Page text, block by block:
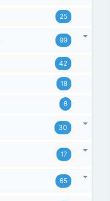
25
99
42
18
6
30
17
65